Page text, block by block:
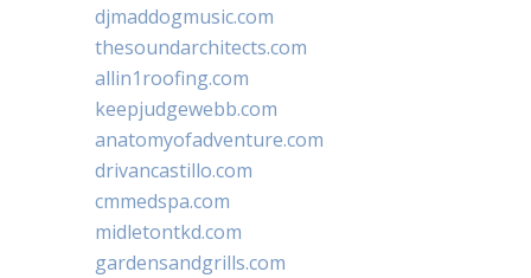
djmaddogmusic.com
thesoundarchitects.com
allin1roofing.com
keepjudgewebb.com
anatomyofadventure.com
drivancastillo.com
cmmedspa.com
midletontkd.com
gardensandgrills.com